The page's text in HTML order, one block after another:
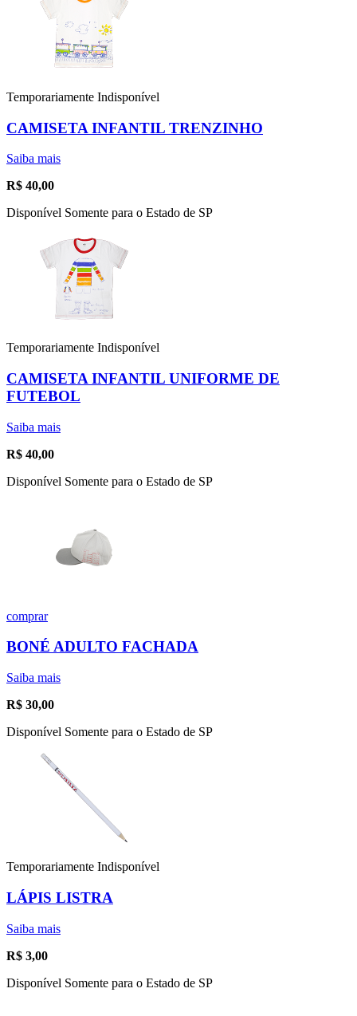
Temporariamente Indisponível
CAMISETA INFANTIL TRENZINHO
Saiba mais
R$ 40,00
Disponível Somente para o Estado de SP
Temporariamente Indisponível
CAMISETA INFANTIL UNIFORME DE
FUTEBOL
Saiba mais
R$ 40,00
Disponível Somente para o Estado de SP
comprar
BONÉ ADULTO FACHADA
Saiba mais
R$ 30,00
Disponível Somente para o Estado de SP
Temporariamente Indisponível
LÁPIS LISTRA
Saiba mais
R$ 3,00
Disponível Somente para o Estado de SP